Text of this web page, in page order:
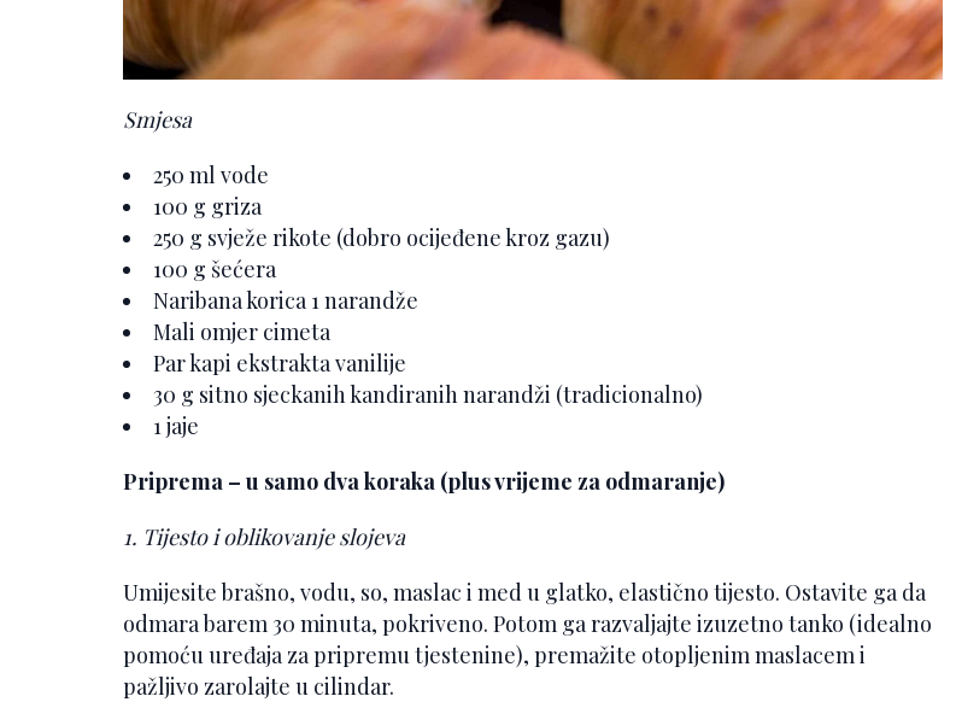
Smjesa
250 ml vode
100 g griza
250 g svježe rikote (dobro ocijeđene kroz gazu)
100 g šećera
Naribana korica 1 narandže
Mali omjer cimeta
Par kapi ekstrakta vanilije
30 g sitno sjeckanih kandiranih narandži (tradicionalno)
1 jaje
Priprema – u samo dva koraka (plus vrijeme za odmaranje)
1. Tijesto i oblikovanje slojeva
Umijesite brašno, vodu, so, maslac i med u glatko, elastično tijesto. Ostavite ga da
odmara barem 30 minuta, pokriveno. Potom ga razvaljajte izuzetno tanko (idealno
pomoću uređaja za pripremu tjestenine), premažite otopljenim maslacem i
pažljivo zarolajte u cilindar.